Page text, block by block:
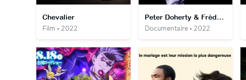
Chevalier
Film • 2022
Peter Doherty & Frédéric Lo - The Fantasy Life of Poetry and Crime
Documentaire • 2022